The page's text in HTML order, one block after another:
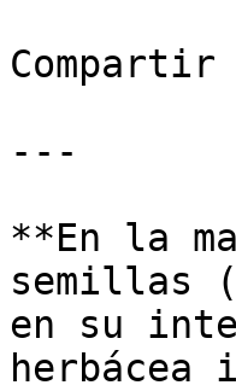
Compartir
---
**En la
semillas
en su